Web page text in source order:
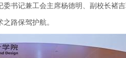
书记兼工会主席杨德明、副校长褚
路保驾护航。